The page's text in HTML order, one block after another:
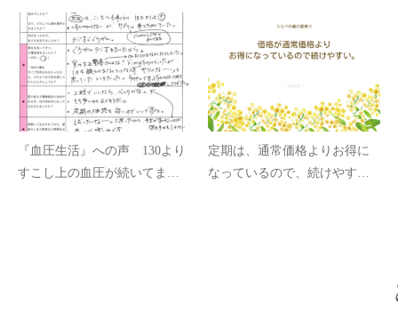
ね。
『血圧生活』への声 130より
すこし上の血圧が続いてまし
定期は、通常価格よりお得に
なっているので、続けやす